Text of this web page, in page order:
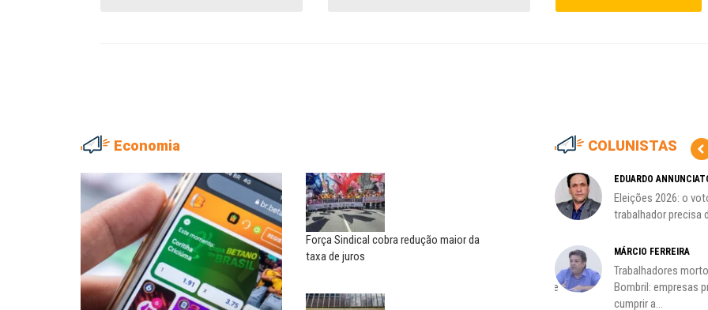
Economia
Força Sindical cobra redução maior da
taxa de juros
COLUNISTAS
ADRIANA MARCOLINO
Adriana Marcolino destaca
impacto do salário mínimo na...
Sindec: 94 anos de união e
MARIA AUXILIADORA
Agosto Lilás: todos e todas no
combate à...
SERGIO LUIZ LEITE (SERGINHO)
Saúde mental:
responsabilidade de todos
A geopolítica nas eleições de
EDUARDO
Eleições 2026: o
trabalhador precisa
MÁRCIO FERREIRA
Trabalhadores
Bombril: empresas
cumprir a...